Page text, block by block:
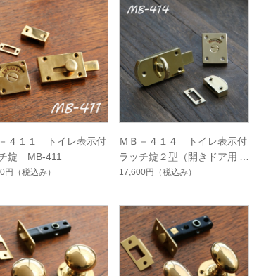
４１１ トイレ表示付
錠 MB-411
円 （税込み）
ＭＢ－４１４ トイレ表示付
ラッチ錠２型（開きドア用）
真鍮磨き MB-414
17,600円 （税込み）